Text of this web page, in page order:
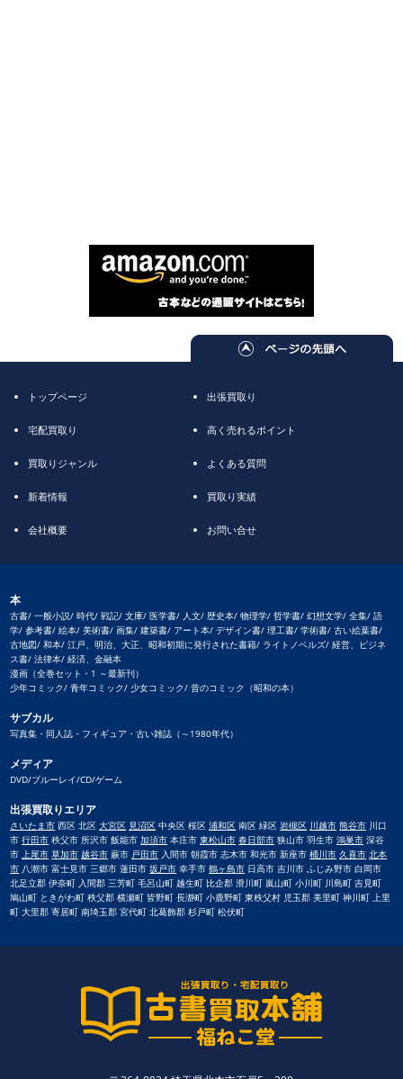
トップページ 出張買取り
宅配買取り 高く売れるポイント
買取りジャンル よくある質問
新着情報 買取り実績
会社概要 お問い合せ
本
古書/ 一般小説/ 時代/ 戦記/ 文庫/ 医学書/ 人文/ 歴史本/ 物理学/ 哲学書/ 幻想文学/ 全集/ 語
学/ 参考書/ 絵本/ 美術書/ 画集/ 建築書/ アート本/ デザイン書/ 理工書/ 学術書/ 古い絵葉書/
古地図/ 和本/ 江戸、明治、大正、昭和初期に発行された書籍/ ライトノベルズ/ 経営、ビジネ
ス書/ 法律本/ 経済、金融本
漫画（全巻セット・1 ～最新刊）
少年コミック/ 青年コミック/ 少女コミック/ 昔のコミック（昭和の本）
サブカル
写真集・同人誌・フィギュア・古い雑誌（～1980年代）
メディア
DVD/ブルーレイ/CD/ゲーム
出張買取りエリア
さいたま市 西区 北区大宮区 見沼区 中央区 桜区浦和区 南区 緑区岩槻区 川越市 熊谷市 川口
市行田市 秩父市 所沢市 飯能市加須市 本庄市東松山市 春日部市 狭山市 羽生市鴻巣市 深谷
市 上尾市 草加市 越谷市 蕨市 戸田市 入間市 朝霞市 志木市 和光市 新座市桶川市 久喜市 北本
市 八潮市 富士見市 三郷市 蓮田市坂戸市 幸手市鶴ヶ島市 日高市 吉川市 ふじみ野市 白岡市
北足立郡 伊奈町 入間郡 三芳町 毛呂山町 越生町 比企郡 滑川町 嵐山町 小川町 川島町 吉見町
鳩山町 ときがわ町 秩父郡 横瀬町 皆野町 長瀞町 小鹿野町 東秩父村 児玉郡 美里町 神川町 上里
町 大里郡 寄居町 南埼玉郡 宮代町 北葛飾郡 杉戸町 松伏町